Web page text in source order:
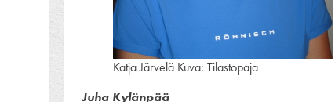
Katja Järvelä Kuva: Tilastopaja
Juha Kylänpää